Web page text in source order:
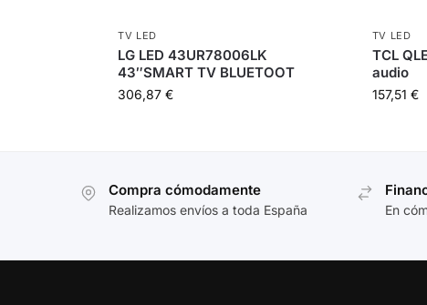
TV LED
LG LED 43UR78006LK
43″SMART TV BLUETOOT
306,87 €
TV LED
TCL
audio
157,51 €
Compra cómodamente
Realizamos envíos a toda España En